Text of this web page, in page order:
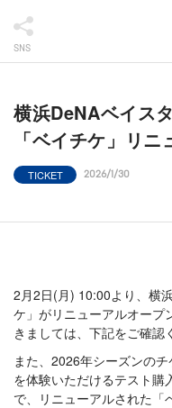
SNS
横浜DeNAベイス
「ベイチケ」リ
TICKET 2026/1/30
2月2日(月) 10:00より、横
ケ」がリニューアルオープ
きましては、下記をご確認
また、2026年シーズンの
を体験いただけるテスト購
で、リニューアルされた「